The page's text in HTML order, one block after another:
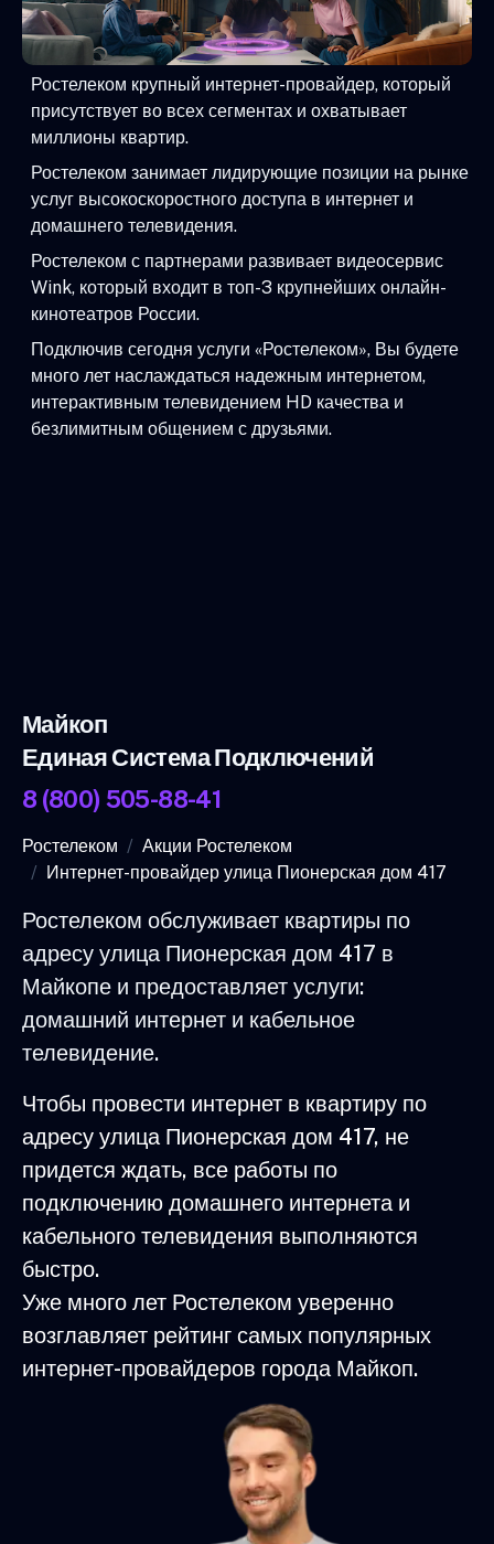
Ростелеком крупный интернет-провайдер, который
присутствует во всех сегментах и охватывает
миллионы квартир.
Ростелеком занимает лидирующие позиции на рынке
услуг высокоскоростного доступа в интернет и
домашнего телевидения.
Ростелеком с партнерами развивает видеосервис
Wink, который входит в топ-3 крупнейших онлайн-
кинотеатров России.
Подключив сегодня услуги «Ростелеком», Вы будете
много лет наслаждаться надежным интернетом,
интерактивным телевидением HD качества и
безлимитным общением с друзьями.
Майкоп
Единая Система Подключений
8 (800) 505-88-41
Ростелеком
Акции Ростелеком
Интернет-провайдер улица Пионерская дом 417
Ростелеком обслуживает квартиры по
адресу улица Пионерская дом 417 в
Майкопе и предоставляет услуги:
домашний интернет и кабельное
телевидение.
Чтобы провести интернет в квартиру по
адресу улица Пионерская дом 417, не
придется ждать, все работы по
подключению домашнего интернета и
кабельного телевидения выполняются
быстро.
Уже много лет Ростелеком уверенно
возглавляет рейтинг самых популярных
интернет-провайдеров города Майкоп.